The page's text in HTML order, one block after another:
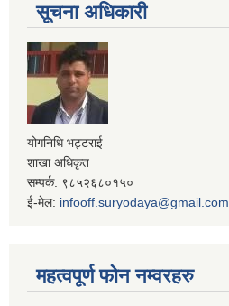
सूचना अधिकारी
योगनिधि भट्टराई
शाखा अधिकृत
सम्पर्क: ९८५२६८०१५०
ई-मेल: infooff.suryodaya@gmail.com
महत्वपूर्ण फोन नम्वरहरु